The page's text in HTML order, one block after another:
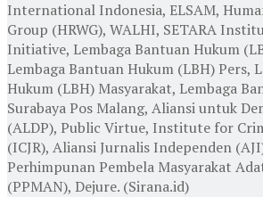
International Indonesia, ELSAM,
Group (HRWG), WALHI, SETARA
Initiative, Lembaga Bantuan Hukum
Lembaga Bantuan Hukum (LBH) Pers,
Hukum (LBH) Masyarakat, Lembaga
Surabaya Pos Malang, Aliansi untuk
(ALDP), Public Virtue, Institute for
(ICJR), Aliansi Jurnalis Independen
Perhimpunan Pembela Masyarakat
(PPMAN), Dejure. (Sirana.id)